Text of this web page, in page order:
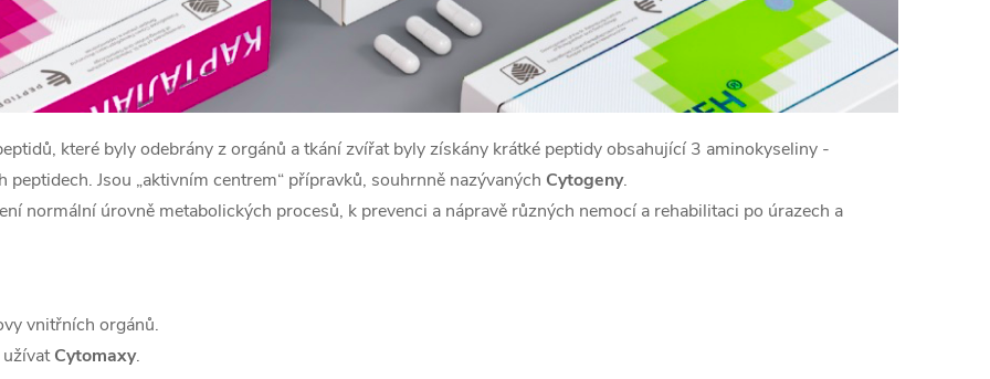
které byly odebrány z orgánů a tkání zvířat byly získány krátké peptidy obsahující 3 aminokyseliny -
Jsou „aktivním centrem“ přípravků, souhrnně nazývaných Cytogeny.
normální úrovně metabolických procesů, k prevenci a nápravě různých nemocí a rehabilitaci po úrazech a
vnitřních orgánů.
Cytomaxy.